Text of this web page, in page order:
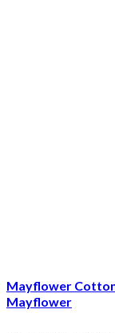
Mayflower
Mayflower